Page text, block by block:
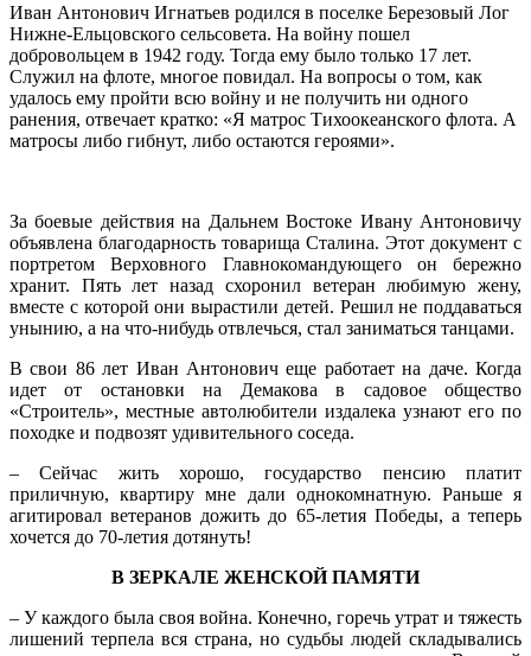
Иван Антонович Игнатьев родился в поселке Березовый Лог
Нижне-Ельцовского сельсовета. На войну пошел
добровольцем в 1942 году. Тогда ему было только 17 лет.
Служил на флоте, многое повидал. На вопросы о том, как
удалось ему пройти всю войну и не получить ни одного
ранения, отвечает кратко: «Я матрос Тихоокеанского флота. А
матросы либо гибнут, либо остаются героями».
За боевые действия на Дальнем Востоке Ивану Антоновичу
объявлена благодарность товарища Сталина. Этот документ с
портретом Верховного Главнокомандующего он бережно
хранит. Пять лет назад схоронил ветеран любимую жену,
вместе с которой они вырастили детей. Решил не поддаваться
унынию, а на что-нибудь отвлечься, стал заниматься танцами.
В свои 86 лет Иван Антонович еще работает на даче. Когда
идет от остановки на Демакова в садовое общество
«Строитель», местные автолюбители издалека узнают его по
походке и подвозят удивительного соседа.
– Сейчас жить хорошо, государство пенсию платит
приличную, квартиру мне дали однокомнатную. Раньше я
агитировал ветеранов дожить до 65-летия Победы, а теперь
хочется до 70-летия дотянуть!
В ЗЕРКАЛЕ ЖЕНСКОЙ ПАМЯТИ
– У каждого была своя война. Конечно, горечь утрат и тяжесть
лишений терпела вся страна, но судьбы людей складывались